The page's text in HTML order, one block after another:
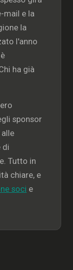
mail e la
la
l'anno
ha già
sponsor
di
Tutto in
chiare, e
soci e